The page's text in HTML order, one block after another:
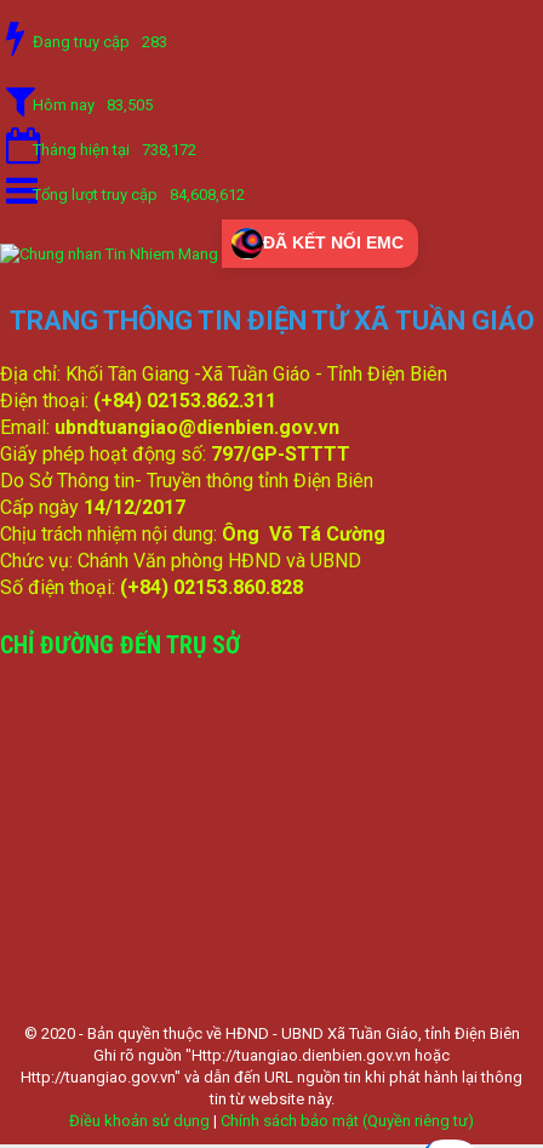
Đang truy cập 283
Hôm nay 83,505
Tháng hiện tại 738,172
Tổng lượt truy cập 84,608,612
ĐÃ KẾT NỐI EMC
TRANG THÔNG TIN ĐIỆN TỬ XÃ TUẦN GIÁO
Địa chỉ: Khối Tân Giang -Xã Tuần Giáo - Tỉnh Điện Biên
Điện thoại: (+84) 02153.862.311
Email: ubndtuangiao@dienbien.gov.vn
Giấy phép hoạt động số: 797/GP-STTTT
Do Sở Thông tin- Truyền thông tỉnh Điện Biên
Cấp ngày 14/12/2017
Chịu trách nhiệm nội dung: Ông Võ Tá Cường
Chức vụ: Chánh Văn phòng HĐND và UBND
Số điện thoại: (+84) 02153.860.828
CHỈ ĐƯỜNG ĐẾN TRỤ SỞ
© 2020 - Bản quyền thuộc về HĐND - UBND Xã Tuần Giáo, tỉnh Điện Biên
Ghi rõ nguồn "Http://tuangiao.dienbien.gov.vn hoặc
Http://tuangiao.gov.vn" và dẫn đến URL nguồn tin khi phát hành lại thông
tin từ website này.
Điều khoản sử dụng | Chính sách bảo mật (Quyền riêng tư)